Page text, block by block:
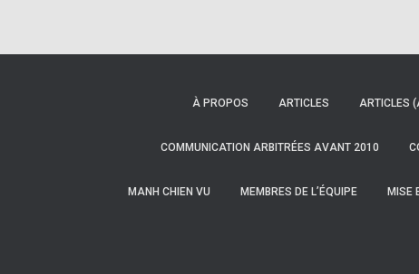
À PROPOS ARTICLES ARTICLES
COMMUNICATION ARBITRÉES AVANT 2010
MANH CHIEN VU MEMBRES DE L’ÉQUIPE MISE